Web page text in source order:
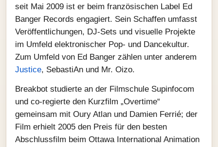
seit Mai 2009 ist er beim französischen Label Ed
Banger Records engagiert. Sein Schaffen umfasst
Veröffentlichungen, DJ‑Sets und visuelle Projekte
im Umfeld elektronischer Pop- und Dancekultur.
Zum Umfeld von Ed Banger zählen unter anderem
Justice, SebastiAn und Mr. Oizo.
Breakbot studierte an der Filmschule Supinfocom
und co‑regierte den Kurzfilm „Overtime“
gemeinsam mit Oury Atlan und Damien Ferrié; der
Film erhielt 2005 den Preis für den besten
Abschlussfilm beim Ottawa International Animation